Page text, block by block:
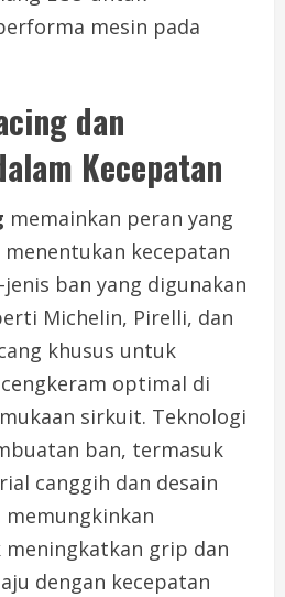
mesin pada
dan
Kecepatan
memainkan peran yang
kecepatan
ban yang digunakan
Michelin, Pirelli, dan
khusus untuk
optimal di
sirkuit. Teknologi
ban, termasuk
canggih dan desain
grip dan
dengan kecepatan